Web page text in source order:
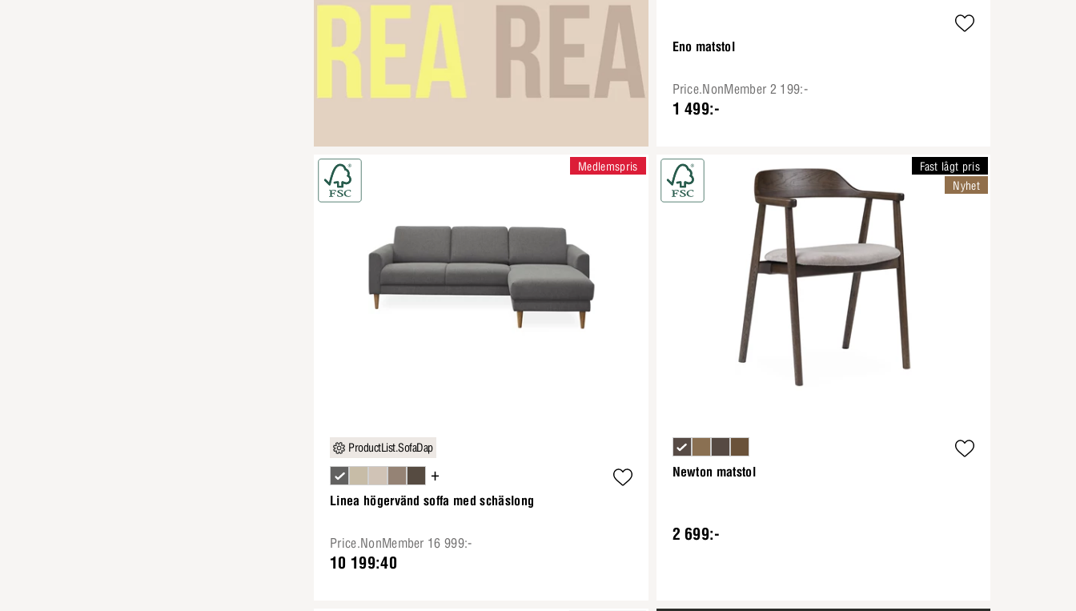
Eno matstol
Price.NonMember 2 199:-
1 499:-
ProductList.SofaDap
+
Linea högervänd soffa med schäslong
Price.NonMember 16 999:-
10 199:40
Medlemspris
Newton matstol
2 699:-
Fast lågt pris
Nyhet